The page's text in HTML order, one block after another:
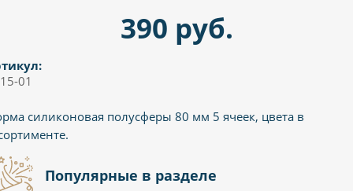
390 руб.
01
силиконовая полусферы 80 мм 5 ячеек, цвета в
Популярные в разделе